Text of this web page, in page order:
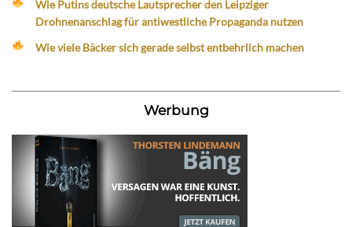
Wie Putins deutsche Lautsprecher den Leipziger
Drohnenanschlag für antiwestliche Propaganda nutzen
Wie viele Bäcker sich gerade selbst entbehrlich machen
Werbung